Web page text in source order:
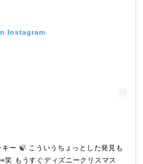
Instagram
ー 🍃 こういうちょっとした発見も
笑 もうすぐディズニークリスマス